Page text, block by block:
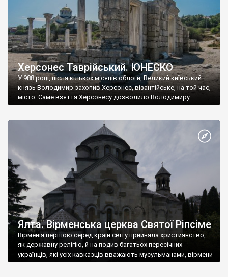
Херсонес Таврійський. ЮНЕСКО
У 988 році, після кількох місяців облоги, Великий київський
князь Володимир захопив Херсонес, візантійське, на той час,
місто. Саме взяття Херсонесу дозволило Володимиру
диктувати свої умови візантійському імператору Василю ІІ, та
Херсонесі Володимир-язичник, став Василем-християнином.
А потім було Хрещення Русі. На честь Херсонесу Таврійського
Ялта. Вірменська церква Святої Ріпсіме
Вірменія першою серед країн світу прийняла християнство,
як державну релігію, й на подив багатьох пересічних
українців, які усіх кавказців вважають мусульманами, вірмени
є відданими вірянами Христа